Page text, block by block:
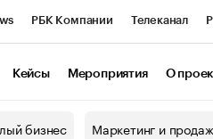
РБК Компании Телеканал
Кейсы Мероприятия О
бизнес Маркетинг и